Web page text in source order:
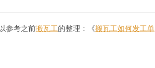
参考之前搬瓦工的整理：《搬瓦工如何发工单